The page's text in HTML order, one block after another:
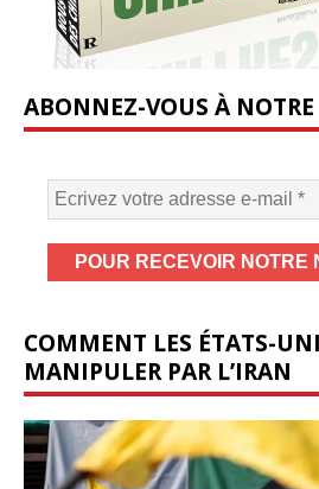
ABONNEZ-VOUS À NOTRE
COMMENT LES ÉTATS-
MANIPULER PAR L’IRAN